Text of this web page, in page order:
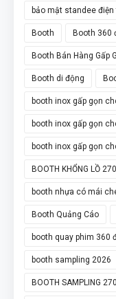
bảo mật standee điện
Booth Booth 360
Booth Bán Hàng Gấp
Booth di động
booth inox gấp gọn
booth inox gấp gọn
booth inox gấp gọn
BOOTH KHỔNG LỒ
booth nhựa có mái
Booth Quảng Cáo
booth quay phim 360
booth sampling 2026
BOOTH SAMPLING